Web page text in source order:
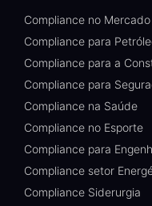
Compliance no
Compliance para
Compliance para a
Compliance para
Compliance na Saúde
Compliance no Esporte
Compliance para
Compliance setor
Compliance Siderurgia